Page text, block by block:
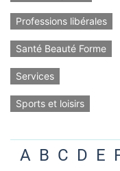
Professions libérales
Santé Beauté Forme
Services
Sports et loisirs
A B C D E